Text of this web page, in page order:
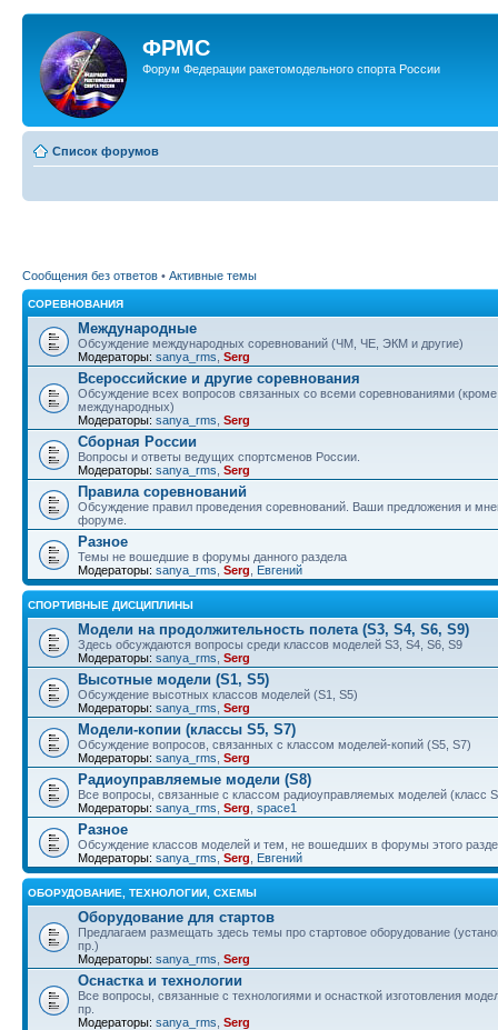
ФРМС
Форум Федерации ракетомодельного спорта России
Список форумов
Сообщения без ответов • Активные темы
СОРЕВНОВАНИЯ
Международные
Обсуждение международных соревнований (ЧМ, ЧЕ, ЭКМ и другие)
Модераторы: sanya_rms Serg
Всероссийские и другие соревнования
Обсуждение всех вопросов связанных со всеми соревнованиями (кроме
международных)
Модераторы: sanya_rms Serg
Сборная России
Вопросы и ответы ведущих спортсменов России.
Модераторы: sanya_rms Serg
Правила соревнований
Обсуждение правил проведения соревнований. Ваши предложения и
форуме.
Разное
Темы не вошедшие в форумы данного раздела
Модераторы: sanya_rms Serg Евгений
СПОРТИВНЫЕ ДИСЦИПЛИНЫ
Модели на продолжительность полета (S3, S4, S6, S9)
Здесь обсуждаются вопросы среди классов моделей S3, S4, S6, S9
Модераторы: sanya_rms Serg
Высотные модели (S1, S5)
Обсуждение высотных классов моделей (S1, S5)
Модераторы: sanya_rms Serg
Модели-копии (классы S5, S7)
Обсуждение вопросов, связанных с классом моделей-копий (S5, S7)
Модераторы: sanya_rms Serg
Радиоуправляемые модели (S8)
Все вопросы, связанные с классом радиоуправляемых моделей (класс
Модераторы: sanya_rms Serg space1
Разное
Обсуждение классов моделей и тем, не вошедших в форумы этого
Модераторы: sanya_rms Serg Евгений
ОБОРУДОВАНИЕ, ТЕХНОЛОГИИ, СХЕМЫ
Оборудование для стартов
Предлагаем размещать здесь темы про стартовое оборудование
пр.)
Модераторы: sanya_rms Serg
Оснастка и технологии
Все вопросы, связанные с технологиями и оснасткой изготовления
пр.
Модераторы: sanya_rms Serg